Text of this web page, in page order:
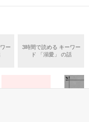
。
に、姉と偽ってお見合
、このまま結婚を前提
ー
3時間で読める キーワー
ド 「溺愛」 の話